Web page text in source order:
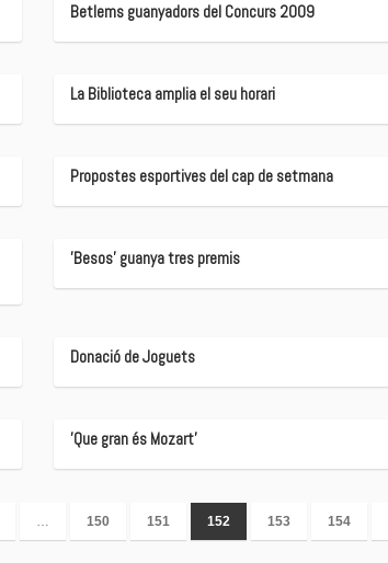
Betlems guanyadors del Concurs 2009
La Biblioteca amplia el seu horari
Propostes esportives del cap de setmana
'Besos' guanya tres premis
Donació de Joguets
'Que gran és Mozart'
… 150 151 152 153 154